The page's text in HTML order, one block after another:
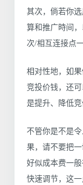
其次，倘若你
算和推广時间
次/相互连接点
相对性地，如
竞投价钱，还
是提升、降低竞
不管你是不是
果，请不要把
好似成本费一
快速调节，这